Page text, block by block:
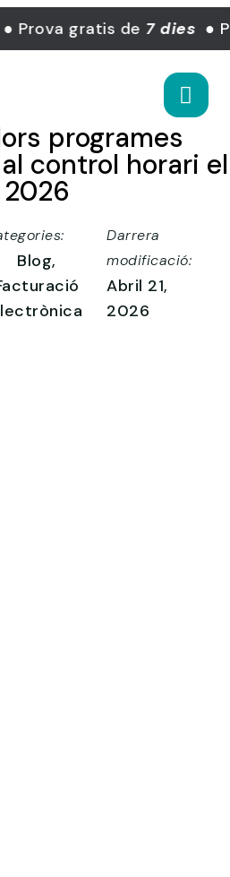
Prova gratis de7 dies ●
programes
control horari el
2026
Blog,
Darrera
modificació:
Abril 21,
2026